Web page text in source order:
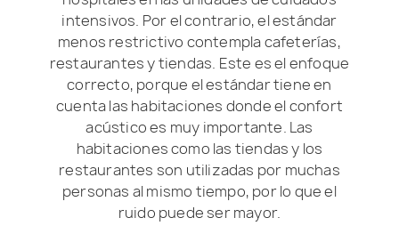
intensivos. Por el contrario, el estándar
menos restrictivo contempla cafeterías,
restaurantes y tiendas. Este es el enfoque
correcto, porque el estándar tiene en
cuenta las habitaciones donde el confort
acústico es muy importante. Las
habitaciones como las tiendas y los
restaurantes son utilizadas por muchas
personas al mismo tiempo, por lo que el
ruido puede ser mayor.